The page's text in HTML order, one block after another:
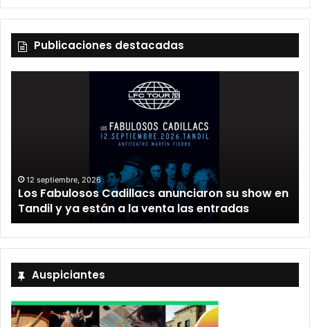
Publicaciones destacadas
12 septiembre, 2026
Los Fabulosos Cadillacs anunciaron su show en
Tandil y ya están a la venta las entradas
Auspiciantes